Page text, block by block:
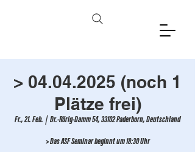
> 04.04.2025 (noch 1
Plätze frei)
Fr., 21. Feb.
  |
Dr.-Rörig-Damm 54, 33102 Paderborn, Deutschland
> Das ASF Seminar beginnt um 18:30 Uhr